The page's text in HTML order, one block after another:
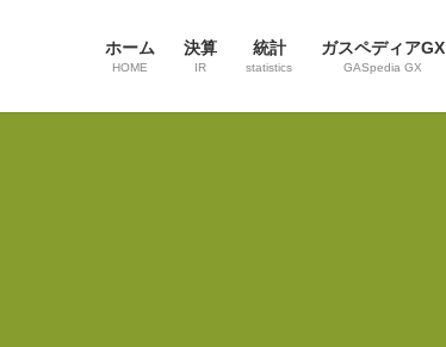
ホーム
HOME
決算
IR
統計
statistics
ガスペディアGX
GASpedia GX